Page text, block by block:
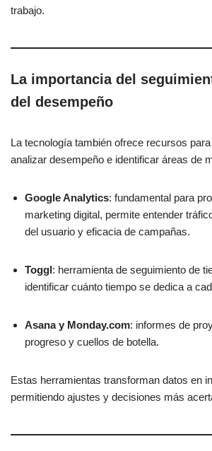
trabajo.
La importancia del
del desempeño
La tecnología también ofrece recursos para
analizar desempeño e identificar áreas de
Google Analytics: fundamental para
marketing digital, permite entender
del usuario y eficacia de campañas.
Toggl: herramienta de seguimiento de
identificar cuánto tiempo se dedica a
Asana y Monday.com: informes de
progreso y cuellos de botella.
Estas herramientas transforman datos en
permitiendo ajustes y decisiones más